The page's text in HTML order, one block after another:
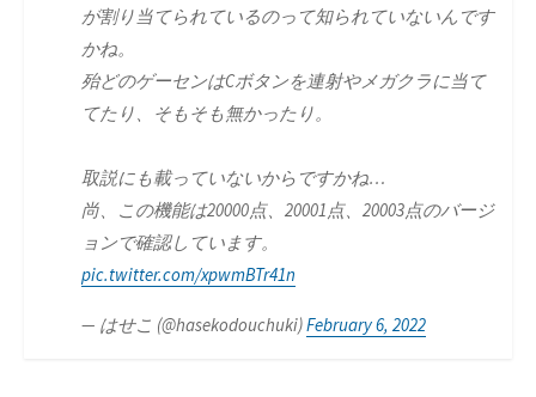
が割り当てられているのって知られていないんです
かね。
殆どのゲーセンはCボタンを連射やメガクラに当て
てたり、そもそも無かったり。
取説にも載っていないからですかね…
尚、この機能は20000点、20001点、20003点のバージ
ョンで確認しています。
pic.twitter.com/xpwmBTr41n
— はせこ (@hasekodouchuki)February 6, 2022